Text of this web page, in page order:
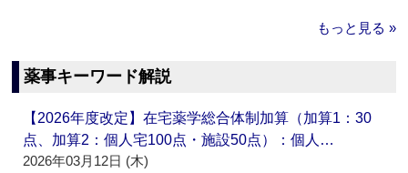
もっと見る »
薬事キーワード解説
【2026年度改定】在宅薬学総合体制加算（加算1：30
点、加算2：個人宅100点・施設50点）：個人…
2026年03月12日 (木)